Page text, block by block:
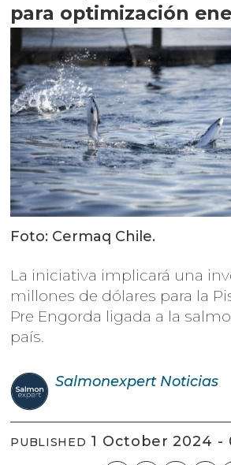
para optimización
Foto: Cermaq Chile.
La iniciativa implicará una
millones de dólares para la
Pre Engorda ligada a la
país.
Salmonexpert Noticias
PUBLISHED 1 October 2024 -